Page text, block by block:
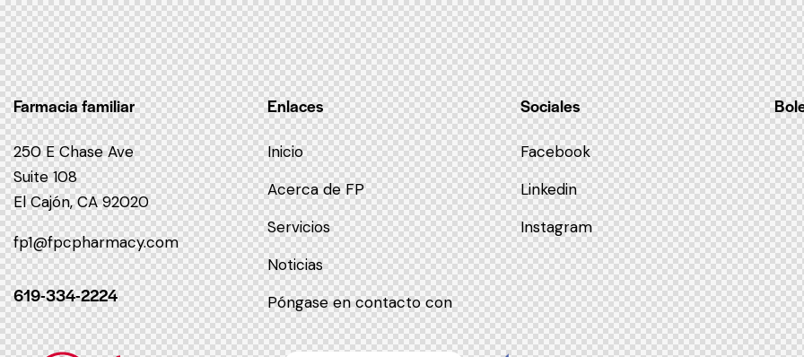
Farmacia familiar
250 E Chase Ave
Suite 108
El Cajón, CA 92020
fp1@fpcpharmacy.com
619-334-2224
Enlaces
Inicio
Acerca de FP
Servicios
Noticias
Póngase en contacto con
Sociales
Facebook
Linkedin
Instagram